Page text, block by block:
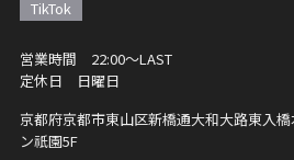
TikTok
営業時間 22:00〜LAST
定休日 日曜日
京都府京都市東山区新橋通大和大路東入
ン祇園5F